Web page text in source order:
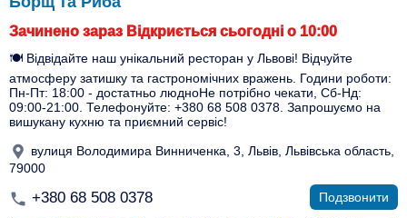
Зачинено зараз Відкриється сьогодні о 10:00
🍽️ Відвідайте наш унікальний ресторан у Львові! Відчуйте
атмосферу затишку та гастрономічних вражень. Години роботи:
Пн-Пт: 18:00 - достатньо людноНе потрібно чекати, Сб-Нд:
09:00-21:00. Телефонуйте: +380 68 508 0378. Запрошуємо на
вишукану кухню та приємний сервіс!
вулиця Володимира Винниченка, 3, Львів, Львівська область,
79000
+380 68 508 0378 Подзвонити